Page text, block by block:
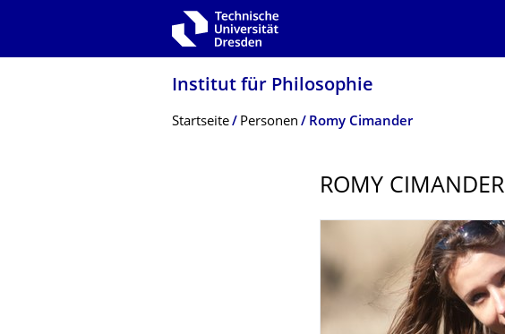
Zur Hauptnavigation springen
Institut für Philosophie
Breadcrumb-Menü
Startseite Personen Romy Cimander
ROMY CIMANDER